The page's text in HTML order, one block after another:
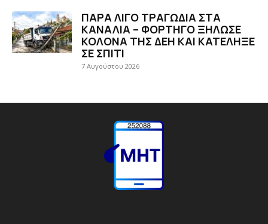
ΠΑΡΑ ΛΙΓΟ ΤΡΑΓΩΔΙΑ ΣΤΑ
ΚΑΝΑΛΙΑ – ΦΟΡΤΗΓΟ ΞΗΛΩΣΕ
ΚΟΛΟΝΑ ΤΗΣ ΔΕΗ ΚΑΙ ΚΑΤΕΛΗΞΕ
ΣΕ ΣΠΙΤΙ
7 Αυγούστου 2026